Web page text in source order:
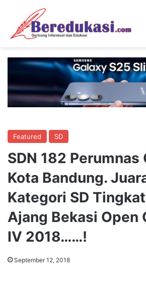
Featured SD
SDN 182 Perumnas
Kota Bandung.
Kategori SD
Ajang Bekasi Open
IV 2018……!
September 12, 2018